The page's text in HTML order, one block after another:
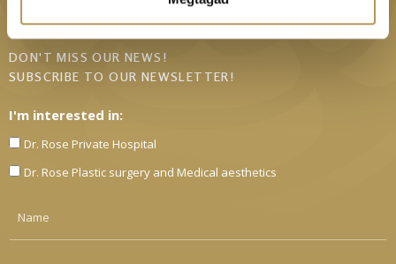
DON'T MISS OUR NEWS!
SUBSCRIBE TO OUR NEWSLETTER!
I'm interested in:
Dr. Rose Private Hospital
Dr. Rose Plastic surgery and Medical aesthetics